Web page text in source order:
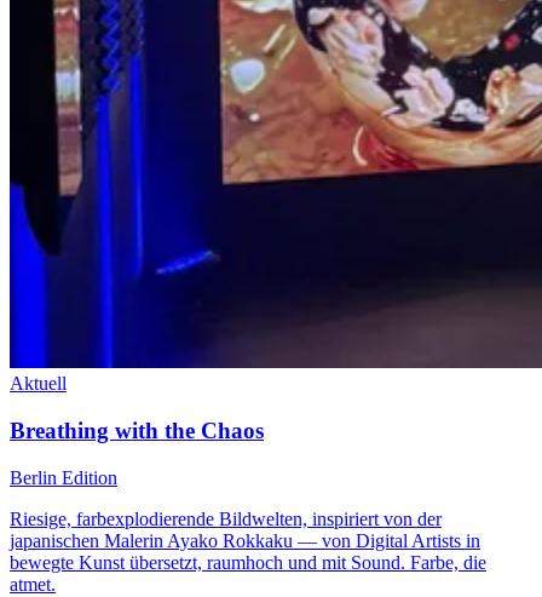
Aktuell
Breathing with the Chaos
Berlin Edition
Riesige, farbexplodierende Bildwelten, inspiriert von der
japanischen Malerin Ayako Rokkaku — von Digital Artists in
bewegte Kunst übersetzt, raumhoch und mit Sound. Farbe, die
atmet.